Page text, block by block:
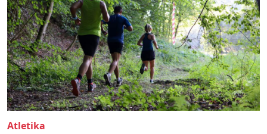
Atletika